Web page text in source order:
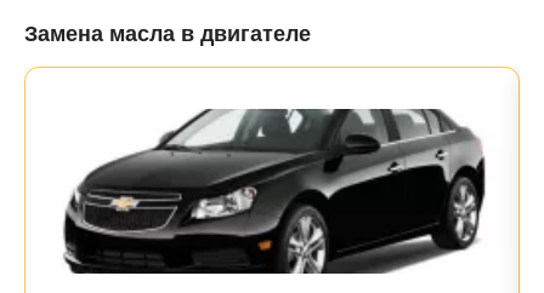
Замена масла в двигателе